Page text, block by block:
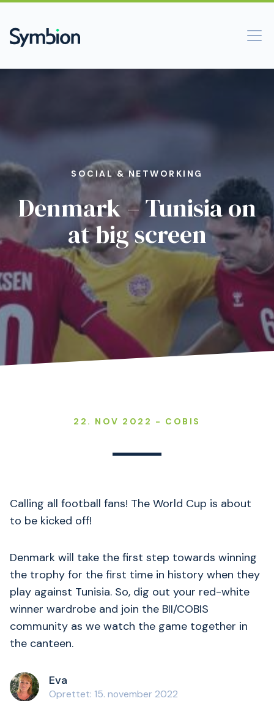
SOCIAL & NETWORKING
Denmark – Tunisia on
at big screen
22. NOV 2022 - COBIS
Calling all football fans! The World Cup is about
to be kicked off!
Denmark will take the first step towards winning
the trophy for the first time in history when they
play against Tunisia. So, dig out your red-white
winner wardrobe and join the BII/COBIS
community as we watch the game together in
the canteen.
Eva
Oprettet: 15. november 2022